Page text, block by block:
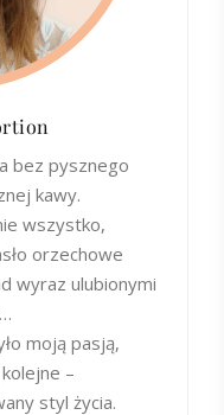
bez pysznego
kawy.
wszystko,
orzechowe
wyraz ulubionymi
moją pasją,
–
styl życia.